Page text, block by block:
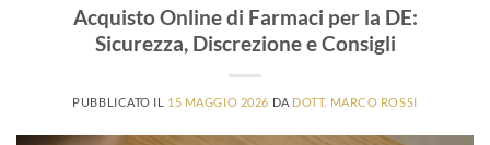
Acquisto Online di Farmaci per la DE:
Sicurezza, Discrezione e Consigli
PUBBLICATO IL 15 MAGGIO 2026 DA DOTT. MARCO ROSSI